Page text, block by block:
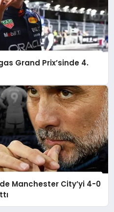
Grand Prix’sinde 4.
Manchester City’yi 4-0